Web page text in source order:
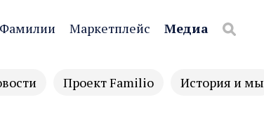
Фамилии Маркетплейс Медиа
Проект Familio История и мы